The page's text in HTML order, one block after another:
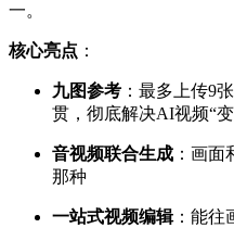
一。
核心亮点 ：
九图参考 ：最多上传9
贯，彻底解决AI视频“
音视频联合生成 ：画
那种
一站式视频编辑：能往